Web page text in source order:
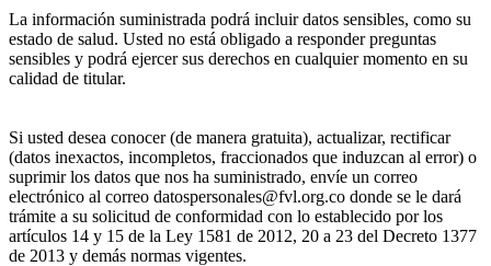
La información suministrada podrá incluir datos sensibles, como su
estado de salud. Usted no está obligado a responder preguntas
sensibles y podrá ejercer sus derechos en cualquier momento en su
calidad de titular.
Si usted desea conocer (de manera gratuita), actualizar, rectificar
(datos inexactos, incompletos, fraccionados que induzcan al error) o
suprimir los datos que nos ha suministrado, envíe un correo
electrónico al correo datospersonales@fvl.org.co donde se le dará
trámite a su solicitud de conformidad con lo establecido por los
artículos 14 y 15 de la Ley 1581 de 2012, 20 a 23 del Decreto 1377
de 2013 y demás normas vigentes.